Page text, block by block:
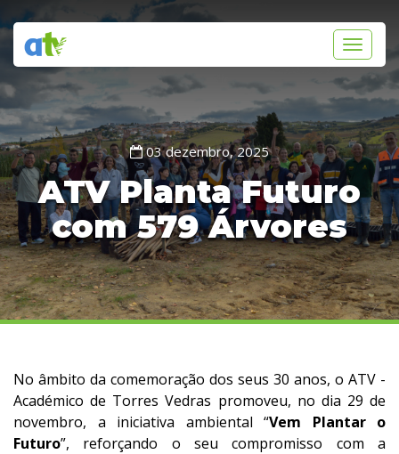
Toggle
03 dezembro, 2025
ATV Planta Futuro
com 579 Árvores
No âmbito da comemoração dos seus 30 anos, o ATV -
Académico de Torres Vedras promoveu, no dia 29 de
novembro, a iniciativa ambiental “Vem Plantar o
Futuro”, reforçando o seu compromisso com a